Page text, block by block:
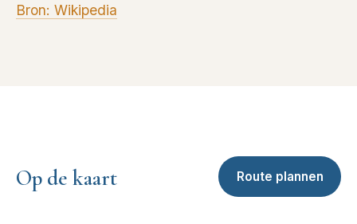
Bron: Wikipedia
Op de kaart Route plannen